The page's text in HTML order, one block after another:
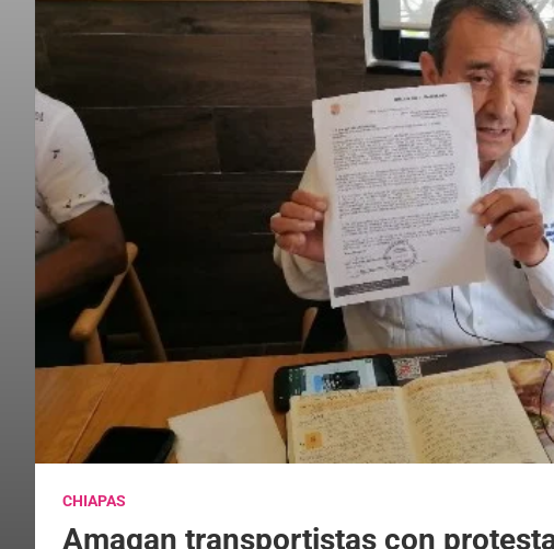
CHIAPAS
Amagan transportistas con